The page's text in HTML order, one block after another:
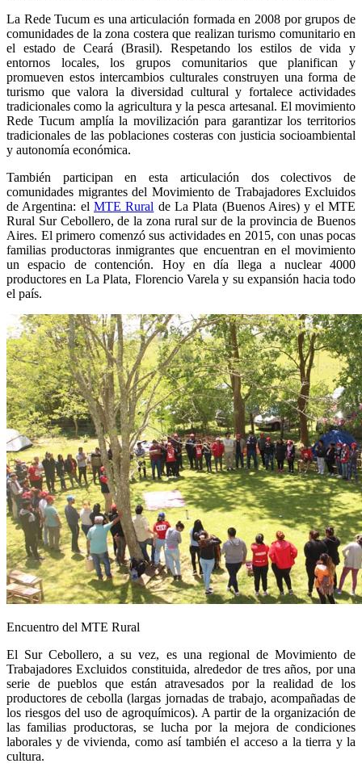
La Rede Tucum es una articulación formada en 2008 por grupos de
comunidades de la zona costera que realizan turismo comunitario en
el estado de Ceará (Brasil). Respetando los estilos de vida y
entornos locales, los grupos comunitarios que planifican y
promueven estos intercambios culturales construyen una forma de
turismo que valora la diversidad cultural y fortalece actividades
tradicionales como la agricultura y la pesca artesanal. El movimiento
Rede Tucum amplía la movilización para garantizar los territorios
tradicionales de las poblaciones costeras con justicia socioambiental
y autonomía económica.
También participan en esta articulación dos colectivos de
comunidades migrantes del Movimiento de Trabajadores Excluidos
de Argentina: el MTE Rural de La Plata (Buenos Aires) y el MTE
Rural Sur Cebollero, de la zona rural sur de la provincia de Buenos
Aires. El primero comenzó sus actividades en 2015, con unas pocas
familias productoras inmigrantes que encuentran en el movimiento
un espacio de contención. Hoy en día llega a nuclear 4000
productores en La Plata, Florencio Varela y su expansión hacia todo
el país.
Encuentro del MTE Rural
El Sur Cebollero, a su vez, es una regional de Movimiento de
Trabajadores Excluidos constituida, alrededor de tres años, por una
serie de pueblos que están atravesados por la realidad de los
productores de cebolla (largas jornadas de trabajo, acompañadas de
los riesgos del uso de agroquímicos). A partir de la organización de
las familias productoras, se lucha por la mejora de condiciones
laborales y de vivienda, como así también el acceso a la tierra y la
cultura.